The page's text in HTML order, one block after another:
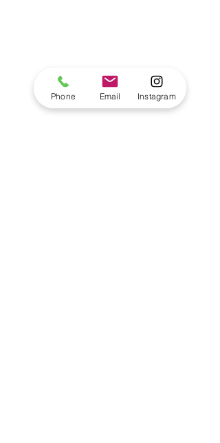
Phone Email Instagram